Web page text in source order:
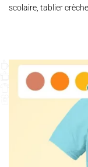
scolaire, tablier